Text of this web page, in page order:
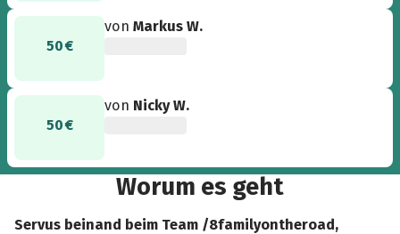
50 €
vonMarkus W.
50 €
von Nicky W.
Worum es geht
Servus beinand beim Team /8familyontheroad,